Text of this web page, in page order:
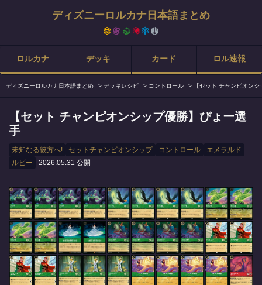
ディズニーロルカナ日本語まとめ
ロルカナ デッキ カード ロル速報
ディズニーロルカナ日本語まとめ > デッキレシピ > コントロール > 【セット チャンピオン
【セット チャンピオンシップ優勝】びょー選
手
未知なる彼方へ! セットチャンピオンシップ コントロール
エメラルド
ルビー
2026.05.31 公開